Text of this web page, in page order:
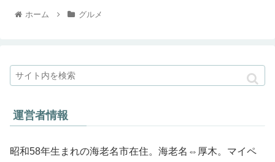
ホーム グルメ
運営者情報
昭和58年生まれの海老名市在住。海老名⇔厚木。マイペ